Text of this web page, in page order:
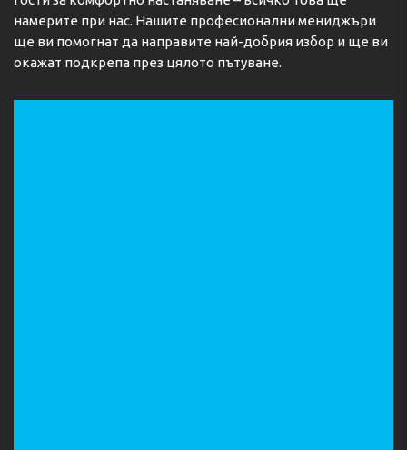
намерите при нас. Нашите професионални мениджъри
ще ви помогнат да направите най-добрия избор и ще ви
окажат подкрепа през цялото пътуване.